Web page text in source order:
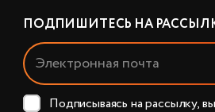
ПОДПИШИТЕСЬ НА
Подписываясь на рассылку,